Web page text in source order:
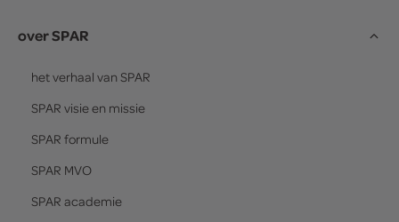
over SPAR
het verhaal van SPAR
SPAR visie en missie
SPAR formule
SPAR MVO
SPAR academie